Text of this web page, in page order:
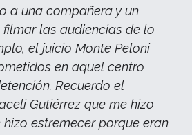
a una compañera y un
las audiencias de lo
el juicio Monte Peloni
en aquel centro
Recuerdo el
Gutiérrez que me hizo
hizo estremecer porque eran